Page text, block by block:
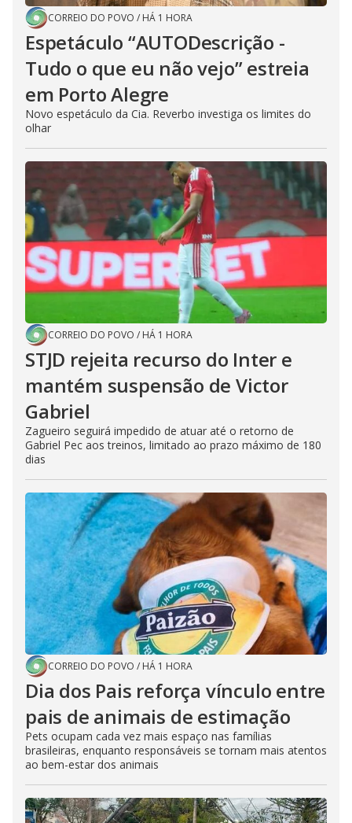
CORREIO DO POVO / HÁ 1 HORA
Espetáculo “AUTODescrição -
Tudo o que eu não vejo” estreia
em Porto Alegre
Novo espetáculo da Cia. Reverbo investiga os limites do
olhar
CORREIO DO POVO / HÁ 1 HORA
STJD rejeita recurso do Inter e
mantém suspensão de Victor
Gabriel
Zagueiro seguirá impedido de atuar até o retorno de
Gabriel Pec aos treinos, limitado ao prazo máximo de 180
dias
CORREIO DO POVO / HÁ 1 HORA
Dia dos Pais reforça vínculo entre
pais de animais de estimação
Pets ocupam cada vez mais espaço nas famílias
brasileiras, enquanto responsáveis se tornam mais atentos
ao bem-estar dos animais